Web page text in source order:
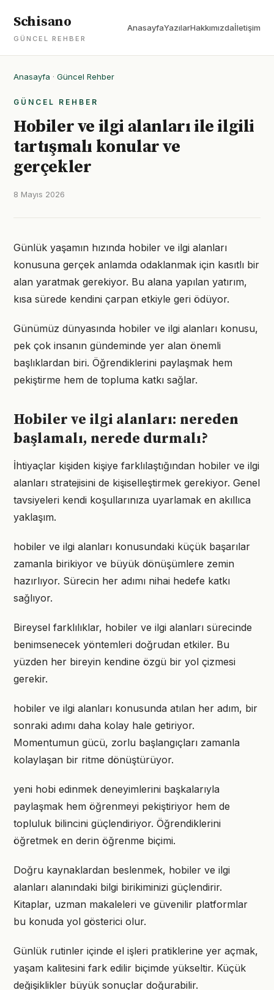
Schisano
GÜNCEL REHBER
AnasayfaYazılarHakkımızdaİletişim
Anasayfa · Güncel Rehber
GÜNCEL REHBER
Hobiler ve ilgi alanları ile ilgili
tartışmalı konular ve
gerçekler
8 Mayıs 2026
Günlük yaşamın hızında hobiler ve ilgi alanları
konusuna gerçek anlamda odaklanmak için kasıtlı bir
alan yaratmak gerekiyor. Bu alana yapılan yatırım,
kısa sürede kendini çarpan etkiyle geri ödüyor.
Günümüz dünyasında hobiler ve ilgi alanları konusu,
pek çok insanın gündeminde yer alan önemli
başlıklardan biri. Öğrendiklerini paylaşmak hem
pekiştirme hem de topluma katkı sağlar.
Hobiler ve ilgi alanları: nereden
başlamalı, nerede durmalı?
İhtiyaçlar kişiden kişiye farklılaştığından hobiler ve ilgi
alanları stratejisini de kişiselleştirmek gerekiyor. Genel
tavsiyeleri kendi koşullarınıza uyarlamak en akıllıca
yaklaşım.
hobiler ve ilgi alanları konusundaki küçük başarılar
zamanla birikiyor ve büyük dönüşümlere zemin
hazırlıyor. Sürecin her adımı nihai hedefe katkı
sağlıyor.
Bireysel farklılıklar, hobiler ve ilgi alanları sürecinde
benimsenecek yöntemleri doğrudan etkiler. Bu
yüzden her bireyin kendine özgü bir yol çizmesi
gerekir.
hobiler ve ilgi alanları konusunda atılan her adım, bir
sonraki adımı daha kolay hale getiriyor.
Momentumun gücü, zorlu başlangıçları zamanla
kolaylaşan bir ritme dönüştürüyor.
yeni hobi edinmek deneyimlerini başkalarıyla
paylaşmak hem öğrenmeyi pekiştiriyor hem de
topluluk bilincini güçlendiriyor. Öğrendiklerini
öğretmek en derin öğrenme biçimi.
Doğru kaynaklardan beslenmek, hobiler ve ilgi
alanları alanındaki bilgi birikiminizi güçlendirir.
Kitaplar, uzman makaleleri ve güvenilir platformlar
bu konuda yol gösterici olur.
Günlük rutinler içinde el işleri pratiklerine yer açmak,
yaşam kalitesini fark edilir biçimde yükseltir. Küçük
değişiklikler büyük sonuçlar doğurabilir.